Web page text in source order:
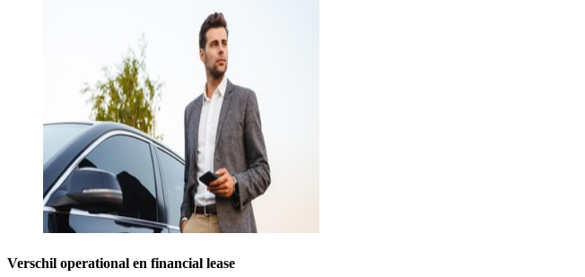
Verschil operational en financial lease